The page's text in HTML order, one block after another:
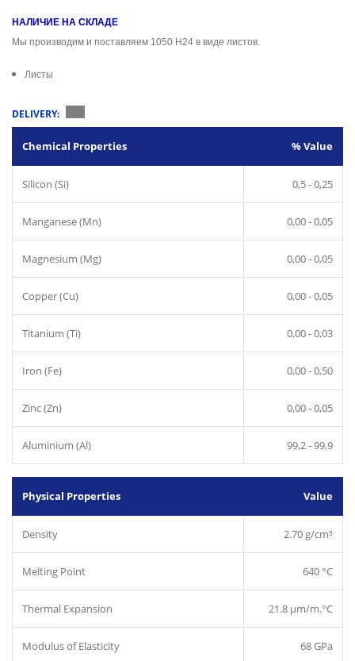
НАЛИЧИЕ НА СКЛАДЕ
Мы производим и поставляем 1050 H24 в виде листов.
Листы
DELIVERY:
Chemical Properties % Value
Silicon (Si) 0,5 - 0,25
Manganese (Mn) 0,00 - 0,05
Magnesium (Mg) 0,00 - 0,05
Copper (Cu) 0,00 - 0,05
Titanium (Ti) 0,00 - 0,03
Iron (Fe) 0,00 - 0,50
Zinc (Zn) 0,00 - 0,05
Aluminium (Al) 99,2 - 99,9
Physical Properties Value
Density 2.70 g/cm³
Melting Point 640 °C
Thermal Expansion 21.8 µm/m.°C
Modulus of Elasticity 68 GPa